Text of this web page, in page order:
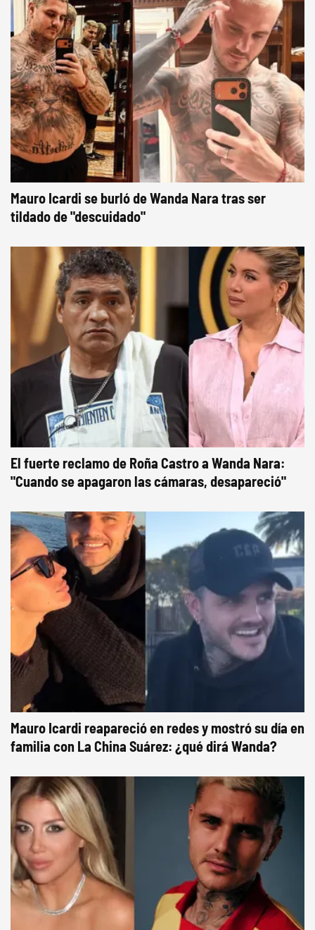
Mauro Icardi se burló de Wanda Nara tras ser
tildado de "descuidado"
El fuerte reclamo de Roña Castro a Wanda Nara:
"Cuando se apagaron las cámaras, desapareció"
Mauro Icardi reapareció en redes y mostró su día en
familia con La China Suárez: ¿qué dirá Wanda?